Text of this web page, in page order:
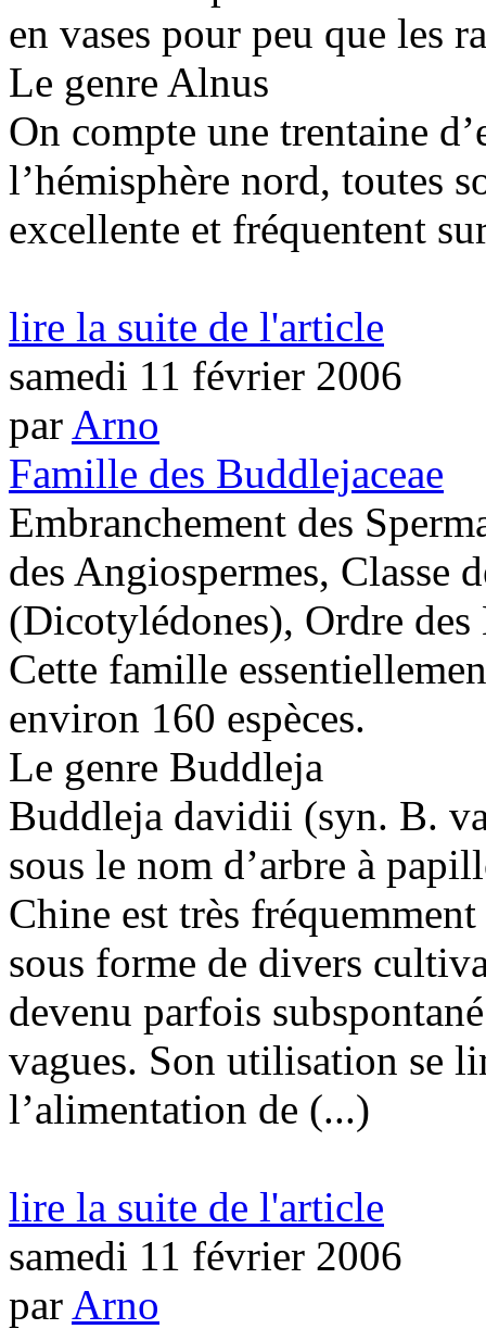
en vases pour peu que les
Le genre Alnus
On compte une trentaine
l’hémisphère nord, toutes
excellente et fréquentent
lire la suite de l'article
samedi 11 février 2006
par Arno
Famille des Buddlejaceae
Embranchement des
des Angiospermes, Classe
(Dicotylédones), Ordre des
Cette famille
environ 160 espèces.
Le genre Buddleja
Buddleja davidii (syn. B.
sous le nom d’arbre à
Chine est très
sous forme de divers
devenu parfois
vagues. Son utilisation se
l’alimentation de (...)
lire la suite de l'article
samedi 11 février 2006
par Arno